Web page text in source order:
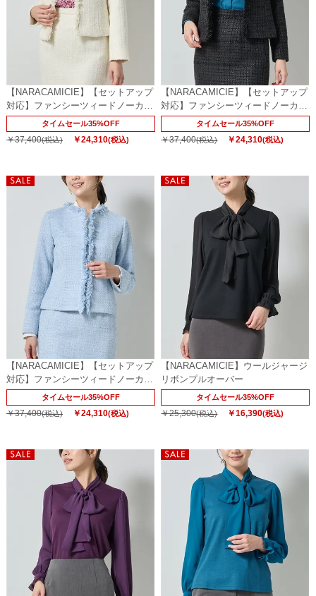
【NARACAMICIE】【セットアップ
対応】ファンシーツィードノーカラ
ージャケットタイムセール35%OFF
￥37,400(税込) ￥24,310(税込)
【NARACAMICIE】【セットアップ
対応】ファンシーツィードノーカラ
ージャケットタイムセール35%OFF
￥37,400(税込) ￥24,310(税込)
【NARACAMICIE】【セットアップ
対応】ファンシーツィードノーカラ
ージャケットタイムセール35%OFF
￥37,400(税込) ￥24,310(税込)
【NARACAMICIE】ウールジャージ
リボンプルオーバー
タイムセール35%OFF
￥25,300(税込) ￥16,390(税込)